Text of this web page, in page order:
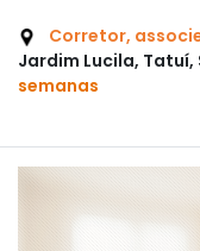
Corretor,
Jardim Lucila, Tatuí,
semanas